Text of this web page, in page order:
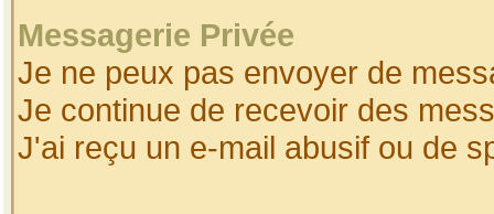
Messagerie Privée
Je ne peux pas envoyer de
Je continue de recevoir des
J'ai reçu un e-mail abusif ou de